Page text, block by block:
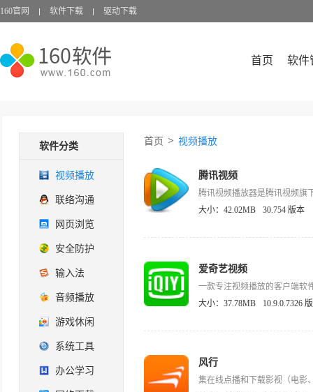
160官网 软件下载 驱动下载
首页 软件
软件分类
视频播放
联络沟通
网页浏览
安全防护
输入法
音频播放
游戏休闲
系统工具
办公学习
首页 > 视频播放
腾讯视频
大小：42.02MB 30.754 版本
爱奇艺视频
大小：37.78MB 10.9.0.7326
风行
集在线点播和下载影视（电影